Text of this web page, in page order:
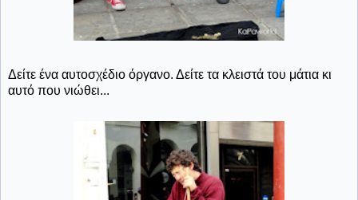
Δείτε ένα αυτοσχέδιο όργανο. Δείτε τα κλειστά του μάτια κι
αυτό που νιώθει...